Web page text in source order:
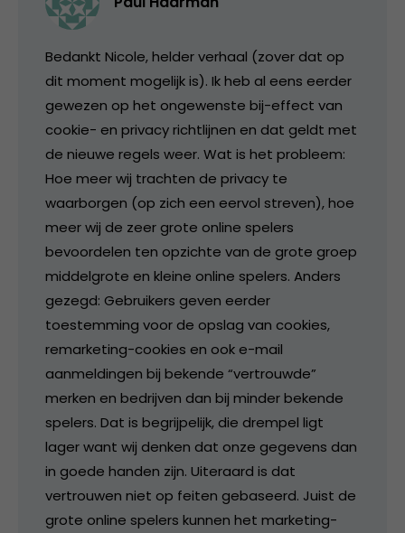
Bedankt Nicole, helder verhaal (zover dat op
dit moment mogelijk is). Ik heb al eens eerder
gewezen op het ongewenste bij-effect van
cookie- en privacy richtlijnen en dat geldt met
de nieuwe regels weer. Wat is het probleem:
Hoe meer wij trachten de privacy te
waarborgen (op zich een eervol streven), hoe
meer wij de zeer grote online spelers
bevoordelen ten opzichte van de grote groep
middelgrote en kleine online spelers. Anders
gezegd: Gebruikers geven eerder
toestemming voor de opslag van cookies,
remarketing-cookies en ook e-mail
aanmeldingen bij bekende “vertrouwde”
merken en bedrijven dan bij minder bekende
spelers. Dat is begrijpelijk, die drempel ligt
lager want wij denken dat onze gegevens dan
in goede handen zijn. Uiteraard is dat
vertrouwen niet op feiten gebaseerd. Juist de
grote online spelers kunnen het marketing-